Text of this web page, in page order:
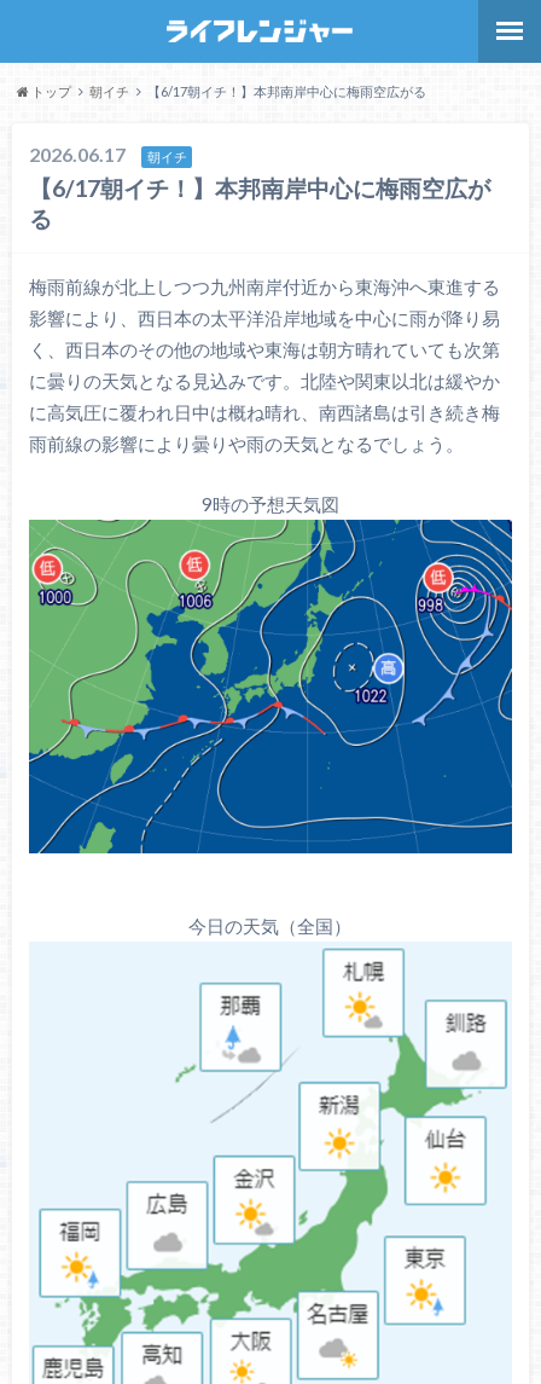
トップ 朝イチ 【6/17朝イチ！】本邦南岸中心に梅雨空広がる
2026.06.17 朝イチ
【6/17朝イチ！】本邦南岸中心に梅雨空広が
る
梅雨前線が北上しつつ九州南岸付近から東海沖へ東進する
影響により、西日本の太平洋沿岸地域を中心に雨が降り易
く、西日本のその他の地域や東海は朝方晴れていても次第
に曇りの天気となる見込みです。北陸や関東以北は緩やか
に高気圧に覆われ日中は概ね晴れ、南西諸島は引き続き梅
雨前線の影響により曇りや雨の天気となるでしょう。
9時の予想天気図
今日の天気（全国）